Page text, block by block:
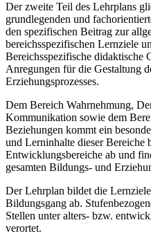
Der zweite Teil des Lehrplans
grundlegenden und
den spezifischen Beitrag zur
bereichsspezifischen Lernziele
Bereichsspezifische didaktische
Anregungen für die Gestaltung
Erziehungsprozesses.
Dem Bereich Wahrnehmung,
Kommunikation sowie dem
Beziehungen kommt ein
und Lerninhalte dieser Bereiche
Entwicklungsbereiche ab und
gesamten Bildungs- und
Der Lehrplan bildet die
Bildungsgang ab.
Stellen unter alters- bzw.
verortet.